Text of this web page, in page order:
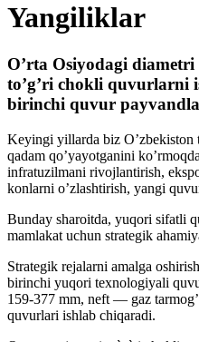
Yangiliklar
O’rta Osiyodagi diametri
to’g’ri chokli quvurlarni
birinchi quvur
Keyingi yillarda biz O’zbekiston
qadam qo’yayotganini
infratuzilmani rivojlantirish,
konlarni o’zlashtirish, yangi
Bunday sharoitda, yuqori sifatli
mamlakat uchun strategik
Strategik rejalarni amalga
birinchi yuqori texnologiyali
159-377 mm, neft — gaz
quvurlari ishlab chiqaradi.